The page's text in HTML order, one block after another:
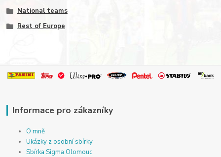
National teams
Rest of Europe
Informace pro zákazníky
O mně
Ukázky z osobní sbírky
Sbírka Sigma Olomouc